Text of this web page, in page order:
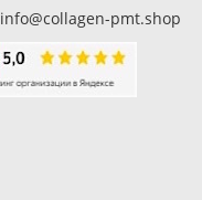
info@collagen-pmt.shop